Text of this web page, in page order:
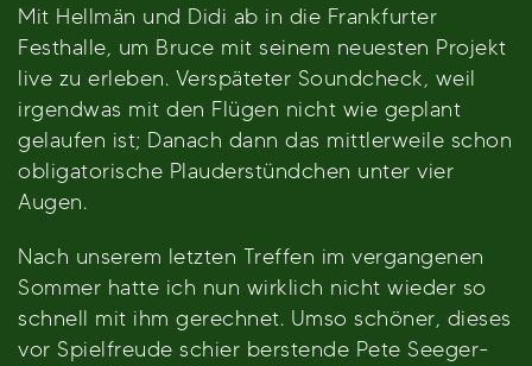
Mit Hellmän und Didi ab in die Frankfurter
Festhalle, um Bruce mit seinem neuesten Projekt
live zu erleben. Verspäteter Soundcheck, weil
irgendwas mit den Flügen nicht wie geplant
gelaufen ist; Danach dann das mittlerweile schon
obligatorische Plauderstündchen unter vier
Augen.
Nach unserem letzten Treffen im vergangenen
Sommer hatte ich nun wirklich nicht wieder so
schnell mit ihm gerechnet. Umso schöner, dieses
vor Spielfreude schier berstende Pete Seeger-